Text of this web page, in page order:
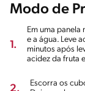
Modo de
1.
Em uma
e a água. Leve
minutos após
acidez da fruta
2.
Escorra os